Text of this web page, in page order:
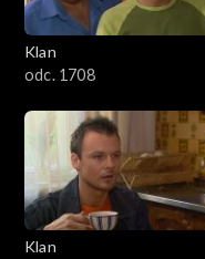
Klan
odc. 1708
Klan